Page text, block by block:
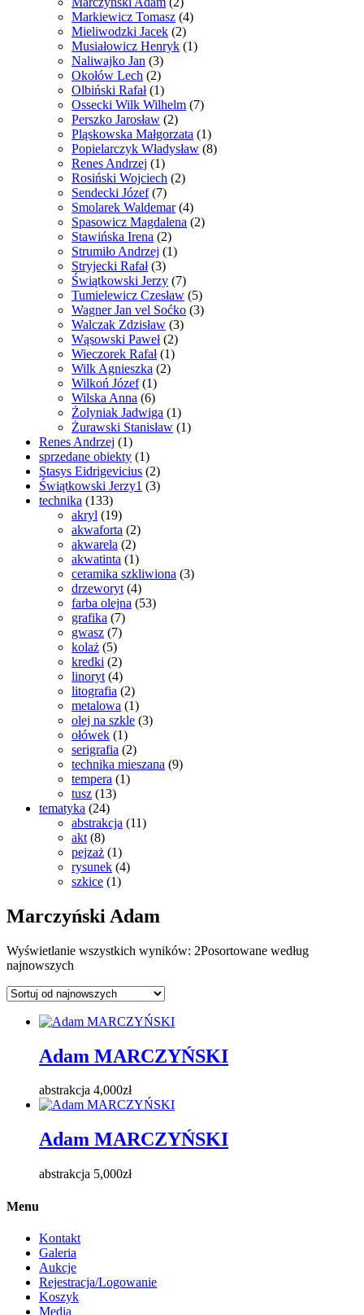
Markiewicz Tomasz (4)
Mieliwodzki Jacek (2)
Musiałowicz Henryk (1)
Naliwajko Jan (3)
Okołów Lech (2)
Olbiński Rafał (1)
Ossecki Wilk Wilhelm (7)
Perszko Jarosław (2)
Pląskowska Małgorzata (1)
Popielarczyk Władysław (8)
Renes Andrzej (1)
Rosiński Wojciech (2)
Sendecki Józef (7)
Smolarek Waldemar (4)
Spasowicz Magdalena (2)
Stawińska Irena (2)
Strumiło Andrzej (1)
Stryjecki Rafał (3)
Świątkowski Jerzy (7)
Tumielewicz Czesław (5)
Wagner Jan vel Soćko (3)
Walczak Zdzisław (3)
Wąsowski Paweł (2)
Wieczorek Rafał (1)
Wilk Agnieszka (2)
Wilkoń Józef (1)
Wilska Anna (6)
Żolyniak Jadwiga (1)
Żurawski Stanisław (1)
Renes Andrzej (1)
sprzedane obiekty (1)
Stasys Eidrigevicius (2)
Świątkowski Jerzy1 (3)
technika (133)
akryl (19)
akwaforta (2)
akwarela (2)
akwatinta (1)
ceramika szkliwiona (3)
drzeworyt (4)
farba olejna (53)
grafika (7)
gwasz (7)
kolaż (5)
kredki (2)
linoryt (4)
litografia (2)
metalowa (1)
olej na szkle (3)
ołówek (1)
serigrafia (2)
technika mieszana (9)
tempera (1)
tusz (13)
tematyka (24)
abstrakcja (11)
akt (8)
pejzaż (1)
rysunek (4)
szkice (1)
Marczyński Adam
Wyświetlanie wszystkich wyników: 2Posortowane według
najnowszych
Adam MARCZYŃSKI
abstrakcja 4,000zł
Adam MARCZYŃSKI
abstrakcja 5,000zł
Menu
Kontakt
Galeria
Aukcje
Rejestracja/Logowanie
Koszyk
Media